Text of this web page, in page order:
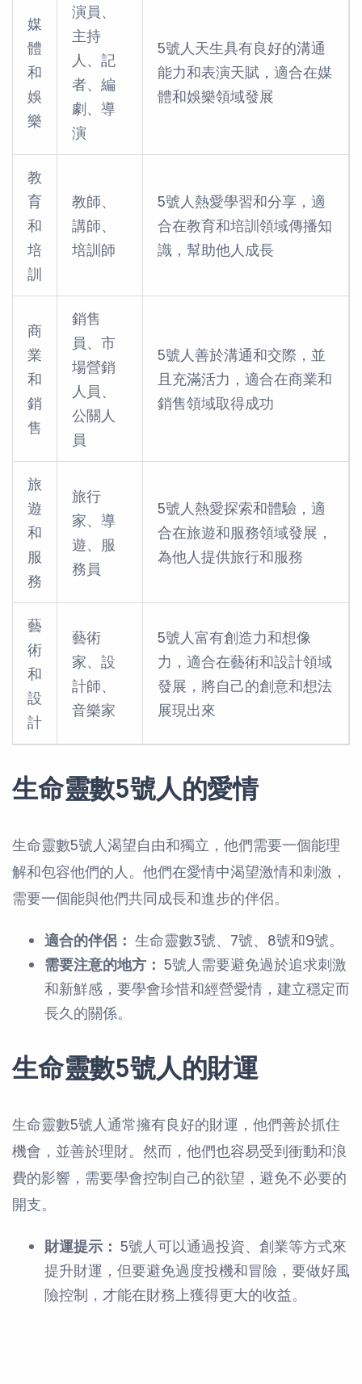
媒
體
和
娛
樂
演員、
主持
人、記
者、編
劇、導
演
5號人天生具有良好的溝通
能力和表演天賦，適合在媒
體和娛樂領域發展
教
育
和
培
訓
教師、
講師、
培訓師
5號人熱愛學習和分享，適
合在教育和培訓領域傳播知
識，幫助他人成長
商
業
和
銷
售
銷售
員、市
場營銷
人員、
公關人
員
5號人善於溝通和交際，並
且充滿活力，適合在商業和
銷售領域取得成功
旅
遊
和
服
務
旅行
家、導
遊、服
務員
5號人熱愛探索和體驗，適
合在旅遊和服務領域發展，
為他人提供旅行和服務
藝
術
和
設
計
藝術
家、設
計師、
音樂家
5號人富有創造力和想像
力，適合在藝術和設計領域
發展，將自己的創意和想法
展現出來
生命靈數5號人的愛情
生命靈數5號人渴望自由和獨立，他們需要一個能理
解和包容他們的人。他們在愛情中渴望激情和刺激，
需要一個能與他們共同成長和進步的伴侶。
適合的伴侶： 生命靈數3號、7號、8號和9號。
需要注意的地方： 5號人需要避免過於追求刺激
和新鮮感，要學會珍惜和經營愛情，建立穩定而
長久的關係。
生命靈數5號人的財運
生命靈數5號人通常擁有良好的財運，他們善於抓住
機會，並善於理財。然而，他們也容易受到衝動和浪
費的影響，需要學會控制自己的欲望，避免不必要的
開支。
財運提示： 5號人可以通過投資、創業等方式來
提升財運，但要避免過度投機和冒險，要做好風
險控制，才能在財務上獲得更大的收益。